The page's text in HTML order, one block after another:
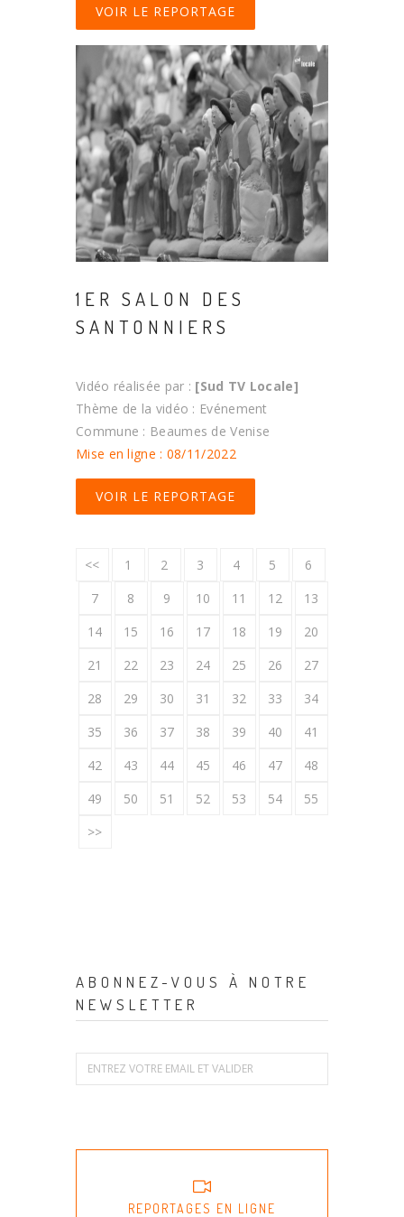
VOIR LE REPORTAGE
1ER SALON DES
SANTONNIERS
Vidéo réalisée par : [Sud TV Locale]
Thème de la vidéo : Evénement
Commune : Beaumes de Venise
Mise en ligne : 08/11/2022
VOIR LE REPORTAGE
<< 1 2 3 4 5
6
7
8 9 10 11 12
13
14
15 16 17 18 19
20
21
22 23 24 25 26
27
28
29 30 31 32 33
34
35
36 37 38 39 40
41
42
43 44 45 46 47
48
49
50 51 52 53 54
55
>>
ABONNEZ-VOUS À NOTRE
NEWSLETTER
REPORTAGES EN LIGNE